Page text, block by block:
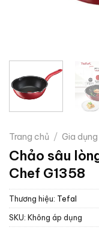
Trang chủ / Gia
Chảo sâu
Chef G1358
Thương hiệu: Tefal
SKU: Không áp dụng